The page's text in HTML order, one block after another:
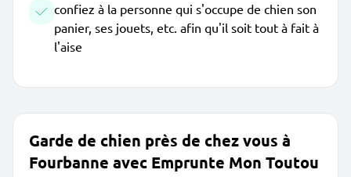
confiez à la personne qui s'occupe de chien son
panier, ses jouets, etc. afin qu'il soit tout à fait à
l'aise
Garde de chien près de chez vous à
Fourbanne avec Emprunte Mon Toutou